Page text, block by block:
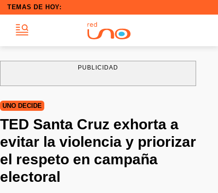
TEMAS DE HOY:
PUBLICIDAD
UNO DECIDE
TED Santa Cruz exhorta a
evitar la violencia y priorizar
el respeto en campaña
electoral